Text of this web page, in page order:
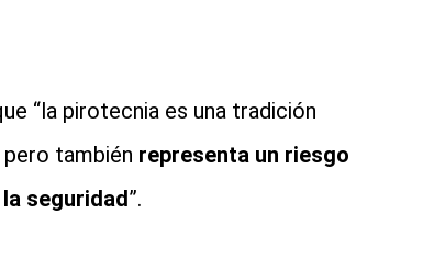
“la pirotecnia es una tradición
también representa un riesgo
seguridad”.